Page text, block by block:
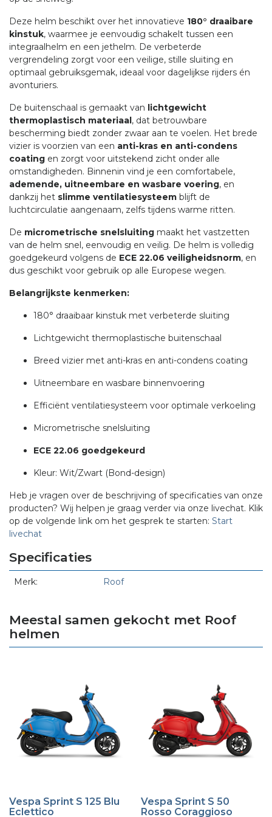
Deze helm beschikt over het innovatieve 180° draaibare
kinstuk, waarmee je eenvoudig schakelt tussen een
integraalhelm en een jethelm. De verbeterde
vergrendeling zorgt voor een veilige, stille sluiting en
optimaal gebruiksgemak, ideaal voor dagelijkse rijders én
avonturiers.
De buitenschaal is gemaakt van lichtgewicht
thermoplastisch materiaal, dat betrouwbare
bescherming biedt zonder zwaar aan te voelen. Het brede
vizier is voorzien van een anti-kras en anti-condens
coating en zorgt voor uitstekend zicht onder alle
omstandigheden. Binnenin vind je een comfortabele,
ademende, uitneembare en wasbare voering, en
dankzij het slimme ventilatiesysteem blijft de
luchtcirculatie aangenaam, zelfs tijdens warme ritten.
De micrometrische snelsluiting maakt het vastzetten
van de helm snel, eenvoudig en veilig. De helm is volledig
goedgekeurd volgens de ECE 22.06 veiligheidsnorm, en
dus geschikt voor gebruik op alle Europese wegen.
Belangrijkste kenmerken:
180° draaibaar kinstuk met verbeterde sluiting
Lichtgewicht thermoplastische buitenschaal
Breed vizier met anti-kras en anti-condens coating
Uitneembare en wasbare binnenvoering
Efficiënt ventilatiesysteem voor optimale verkoeling
Micrometrische snelsluiting
ECE 22.06 goedgekeurd
Kleur: Wit/Zwart (Bond-design)
Heb je vragen over de beschrijving of specificaties van onze
producten? Wij helpen je graag verder via onze livechat. Klik
op de volgende link om het gesprek te starten: Start
livechat
Specificaties
Merk: Roof
Meestal samen gekocht met Roof
helmen
Vespa Sprint S 125 Blu
Eclettico
Vespa Sprint S 50
Rosso Coraggioso